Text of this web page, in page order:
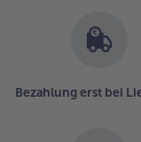
Bezahlung erst bei